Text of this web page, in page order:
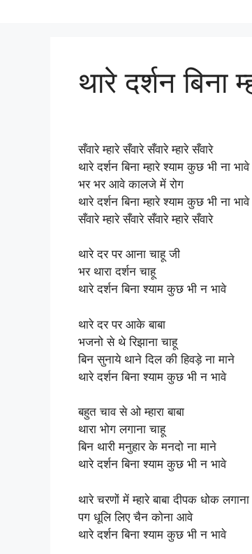
थारे दर्शन बिना
सँवारे म्हारे सँवारे सँवारे म्हारे सँवारे
थारे दर्शन बिना म्हारे श्याम कुछ भी ना भावे
भर भर आवे कालजे में रोग
थारे दर्शन बिना म्हारे श्याम कुछ भी ना भावे
सँवारे म्हारे सँवारे सँवारे म्हारे सँवारे
थारे दर पर आना चाहू जी
भर थारा दर्शन चाहू
थारे दर्शन बिना श्याम कुछ भी न भावे
थारे दर पर आके बाबा
भजनो से थे रिझाना चाहू
बिन सुनाये थाने दिल की हिवड़े ना माने
थारे दर्शन बिना श्याम कुछ भी न भावे
बहुत चाव से ओ म्हारा बाबा
थारा भोग लगाना चाहू
बिन थारी मनुहार के मनदो ना माने
थारे दर्शन बिना श्याम कुछ भी न भावे
थारे चरणों में म्हारे बाबा दीपक धोक
पग धूलि लिए चैन कोना आवे
थारे दर्शन बिना श्याम कुछ भी न भावे